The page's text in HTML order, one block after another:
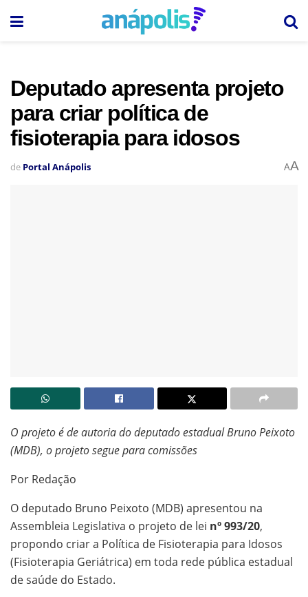
Deputado apresenta projeto
para criar política de
fisioterapia para idosos
de Portal Anápolis AA
O projeto é de autoria do deputado estadual Bruno Peixoto
(MDB), o projeto segue para comissões
Por Redação
O deputado Bruno Peixoto (MDB) apresentou na
Assembleia Legislativa o projeto de lei nº 993/20,
propondo criar a Política de Fisioterapia para Idosos
(Fisioterapia Geriátrica) em toda rede pública estadual
de saúde do Estado.